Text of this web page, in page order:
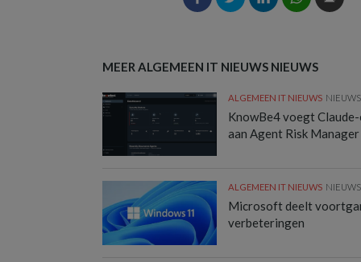
MEER ALGEMEEN IT NIEUWS NIEUWS
ALGEMEEN IT NIEUWS NIEUWS
KnowBe4 voegt
aan Agent Risk Manager
ALGEMEEN IT NIEUWS NIEUWS
Microsoft deelt
verbeteringen